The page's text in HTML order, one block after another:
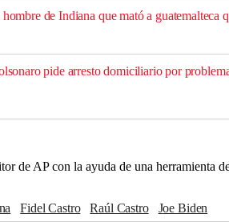
de Indiana que mató a guatemalteca
pide arresto domiciliario por
de AP con la ayuda de una herramienta
Fidel Castro Raúl Castro
Joe Biden